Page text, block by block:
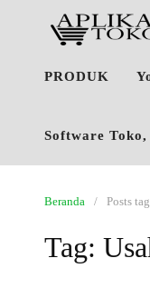
PRODUK
Software
Beranda Posts
Tag: